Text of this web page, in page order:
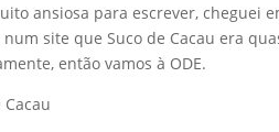
ansiosa para escrever, cheguei
num site que Suco de Cacau era
então vamos à ODE.